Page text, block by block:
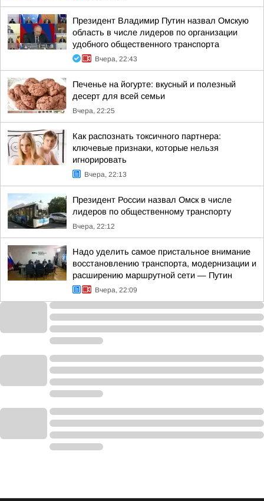
Президент Владимир Путин назвал Омскую
область в числе лидеров по организации
удобного общественного транспорта
Вчера, 22:43
Печенье на йогурте: вкусный и полезный
десерт для всей семьи
Вчера, 22:25
Как распознать токсичного партнера:
ключевые признаки, которые нельзя
игнорировать
Вчера, 22:13
Президент России назвал Омск в числе
лидеров по общественному транспорту
Вчера, 22:12
Надо уделить самое пристальное внимание
восстановлению транспорта, модернизации и
расширению маршрутной сети — Путин
Вчера, 22:09